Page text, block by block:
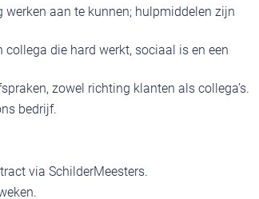
aan te kunnen; hulpmiddelen zijn
collega die hard werkt, sociaal is en een
zowel richting klanten als collega’s.
bedrijf.
via SchilderMeesters.